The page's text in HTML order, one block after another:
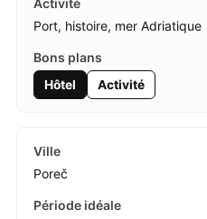
Port, histoire, mer Adriatique
Hôtel Activité
Poreč